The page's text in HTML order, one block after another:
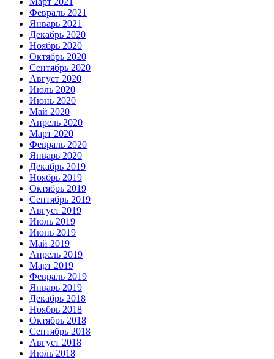
Февраль 2021
Январь 2021
Декабрь 2020
Ноябрь 2020
Октябрь 2020
Сентябрь 2020
Август 2020
Июль 2020
Июнь 2020
Май 2020
Апрель 2020
Март 2020
Февраль 2020
Январь 2020
Декабрь 2019
Ноябрь 2019
Октябрь 2019
Сентябрь 2019
Август 2019
Июль 2019
Июнь 2019
Май 2019
Апрель 2019
Март 2019
Февраль 2019
Январь 2019
Декабрь 2018
Ноябрь 2018
Октябрь 2018
Сентябрь 2018
Август 2018
Июль 2018